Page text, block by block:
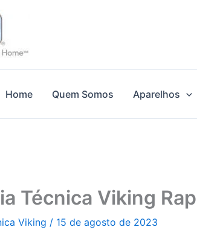
Home Quem Somos Aparelhos
Técnica Viking
Viking / 15 de agosto de 2023